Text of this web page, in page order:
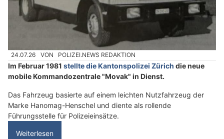
24.07.26 VON POLIZEI.NEWS REDAKTION
Im Februar 1981 stellte die Kantonspolizei Zürich die neue
mobile Kommandozentrale "Movak" in Dienst.
Das Fahrzeug basierte auf einem leichten Nutzfahrzeug der
Marke Hanomag-Henschel und diente als rollende
Führungsstelle für Polizeieinsätze.
Weiterlesen